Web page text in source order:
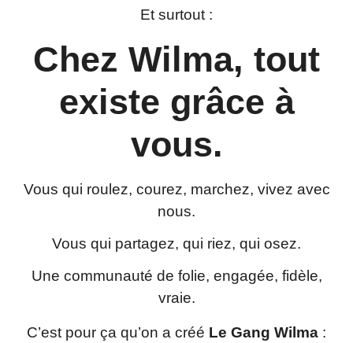
Et surtout :
Chez Wilma, tout
existe grâce à
vous.
Vous qui roulez, courez, marchez, vivez avec
nous.
Vous qui partagez, qui riez, qui osez.
Une communauté de folie, engagée, fidèle,
vraie.
C’est pour ça qu’on a créé Le Gang Wilma :